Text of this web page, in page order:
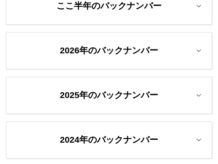
ここ半年のバックナンバー
2026年のバックナンバー
2025年のバックナンバー
2024年のバックナンバー